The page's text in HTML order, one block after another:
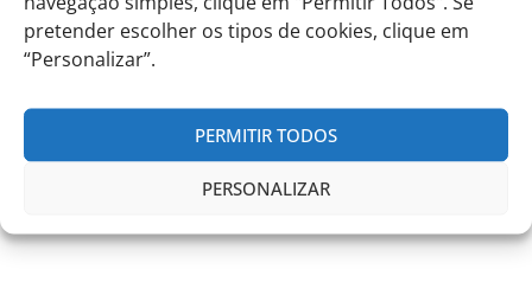
pretender escolher os tipos de cookies, clique em
“Personalizar”.
PERMITIR TODOS
PERSONALIZAR